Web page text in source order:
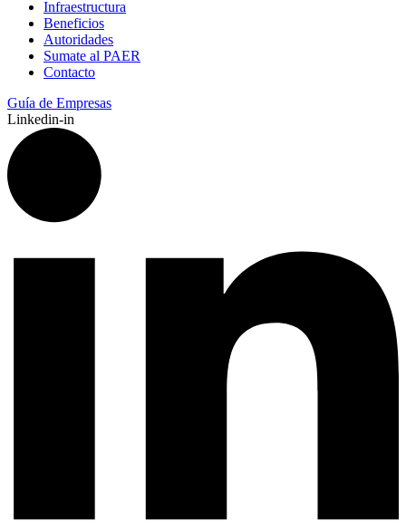
Infraestructura
Beneficios
Autoridades
Sumate al PAER
Contacto
Guía de Empresas
Linkedin-in